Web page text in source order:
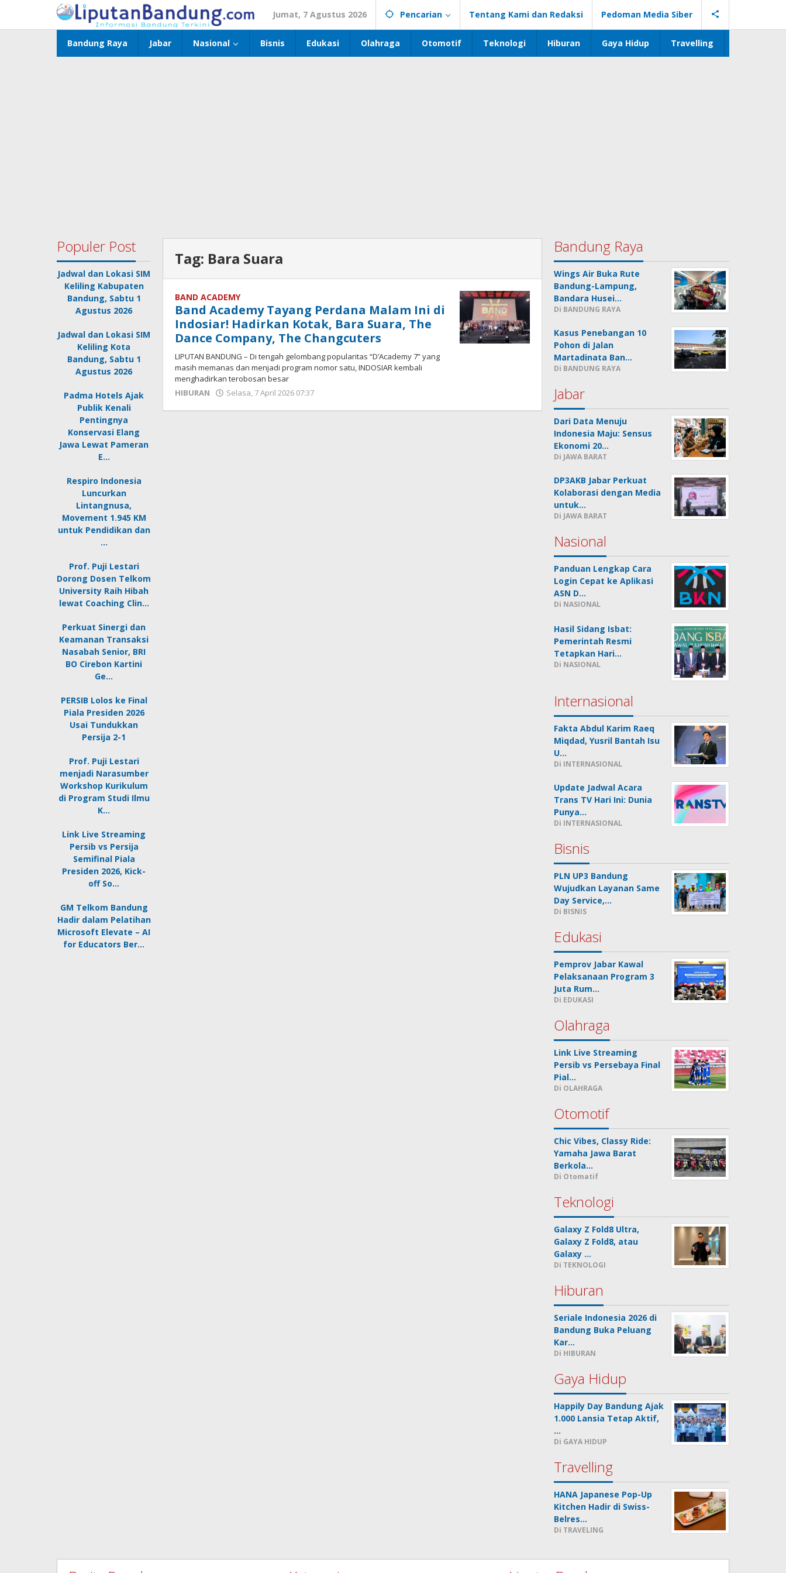
konten
Jumat, 7 Agustus 2026 Pencarian Tentang Kami dan Redaksi Pedoman Media Siber
Bandung Raya Jabar Nasional Bisnis Edukasi Olahraga Otomotif Teknologi Hiburan Gaya Hidup Travelling
Populer Post
Jadwal dan Lokasi SIM
Keliling Kabupaten
Bandung, Sabtu 1
Agustus 2026
Jadwal dan Lokasi SIM
Keliling Kota
Bandung, Sabtu 1
Agustus 2026
Padma Hotels Ajak
Publik Kenali
Pentingnya
Konservasi Elang
Jawa Lewat Pameran
E…
Respiro Indonesia
Luncurkan
Lintangnusa,
Movement 1.945 KM
untuk Pendidikan dan
…
Prof. Puji Lestari
Dorong Dosen Telkom
University Raih Hibah
lewat Coaching Clin…
Perkuat Sinergi dan
Keamanan Transaksi
Nasabah Senior, BRI
BO Cirebon Kartini
Ge…
PERSIB Lolos ke Final
Piala Presiden 2026
Usai Tundukkan
Persija 2-1
Prof. Puji Lestari
menjadi Narasumber
Workshop Kurikulum
di Program Studi Ilmu
K…
Link Live Streaming
Persib vs Persija
Semifinal Piala
Presiden 2026, Kick-
off So…
GM Telkom Bandung
Hadir dalam Pelatihan
Microsoft Elevate – AI
for Educators Ber…
Tag: Bara Suara
BAND ACADEMY
Band Academy Tayang Perdana Malam Ini di
Indosiar! Hadirkan Kotak, Bara Suara, The
Dance Company, The Changcuters
LIPUTAN BANDUNG – Di tengah gelombang popularitas “D’Academy 7” yang
masih memanas dan menjadi program nomor satu, INDOSIAR kembali
menghadirkan terobosan besar
HIBURAN
Selasa, 7 April 2026 07:37
Bandung Raya
Wings Air Buka Rute
Bandung-Lampung,
Bandara Husei…
Di BANDUNG RAYA
Kasus Penebangan 10
Pohon di Jalan
Martadinata Ban…
Di BANDUNG RAYA
Jabar
Dari Data Menuju
Indonesia Maju: Sensus
Ekonomi 20…
Di JAWA BARAT
DP3AKB Jabar Perkuat
Kolaborasi dengan Media
untuk…
Di JAWA BARAT
Nasional
Panduan Lengkap Cara
Login Cepat ke Aplikasi
ASN D…
Di NASIONAL
Hasil Sidang Isbat:
Pemerintah Resmi
Tetapkan Hari…
Di NASIONAL
Internasional
Fakta Abdul Karim Raeq
Miqdad, Yusril Bantah Isu
U…
Di INTERNASIONAL
Update Jadwal Acara
Trans TV Hari Ini: Dunia
Punya…
Di INTERNASIONAL
Bisnis
PLN UP3 Bandung
Wujudkan Layanan Same
Day Service,…
Di BISNIS
Edukasi
Pemprov Jabar Kawal
Pelaksanaan Program 3
Juta Rum…
Di EDUKASI
Olahraga
Link Live Streaming
Persib vs Persebaya Final
Pial…
Di OLAHRAGA
Otomotif
Chic Vibes, Classy Ride:
Yamaha Jawa Barat
Berkola…
Di Otomatif
Teknologi
Galaxy Z Fold8 Ultra,
Galaxy Z Fold8, atau
Galaxy …
Di TEKNOLOGI
Hiburan
Seriale Indonesia 2026 di
Bandung Buka Peluang
Kar…
Di HIBURAN
Gaya Hidup
Happily Day Bandung Ajak
1.000 Lansia Tetap Aktif,
…
Di GAYA HIDUP
Travelling
HANA Japanese Pop-Up
Kitchen Hadir di Swiss-
Belres…
Di TRAVELING